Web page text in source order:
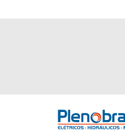
Bem vindo a Plenobras! Aqui você
encontra toda a linha de materiais